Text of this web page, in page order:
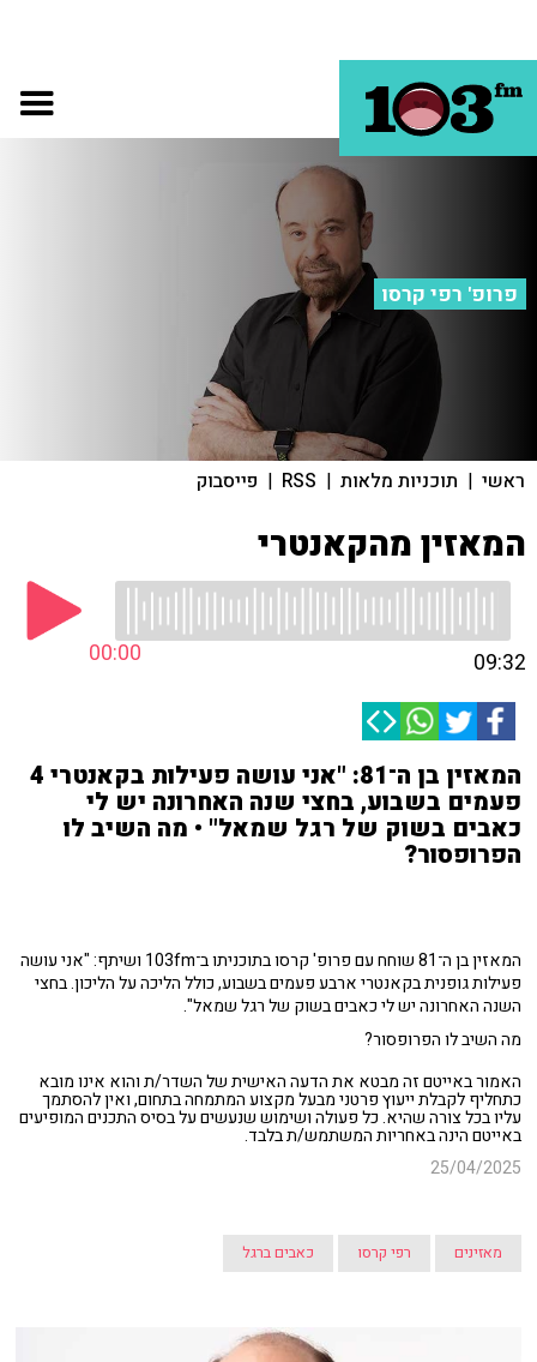
פרופ' רפי קרסו
ראשי | תוכניות מלאות |
RSS
| פייסבוק
המאזין מהקאנטרי
00:00 09:32
המאזין בן ה־81: "אני עושה פעילות בקאנטרי 4
פעמים בשבוע, בחצי שנה האחרונה יש לי
כאבים בשוק של רגל שמאל" • מה השיב לו
הפרופסור?
המאזין בן ה־81 שוחח עם פרופ' קרסו בתוכניתו ב־103fm ושיתף: "אני עושה
פעילות גופנית בקאנטרי ארבע פעמים בשבוע, כולל הליכה על הליכון. בחצי
השנה האחרונה יש לי כאבים בשוק של רגל שמאל".
מה השיב לו הפרופסור?
האמור באייטם זה מבטא את הדעה האישית של השדר/ת והוא אינו מובא
כתחליף לקבלת ייעוץ פרטני מבעל מקצוע המתמחה בתחום, ואין להסתמך
עליו בכל צורה שהיא. כל פעולה ושימוש שנעשים על בסיס התכנים המופיעים
באייטם הינה באחריות המשתמש/ת בלבד.
25/04/2025
מאזינים רפי קרסו כאבים ברגל